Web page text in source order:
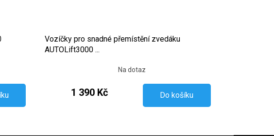
Vozíčky pro snadné přemístění zvedáku
AUTOLift3000 ...
Na dotaz
1 390 Kč Do košíku